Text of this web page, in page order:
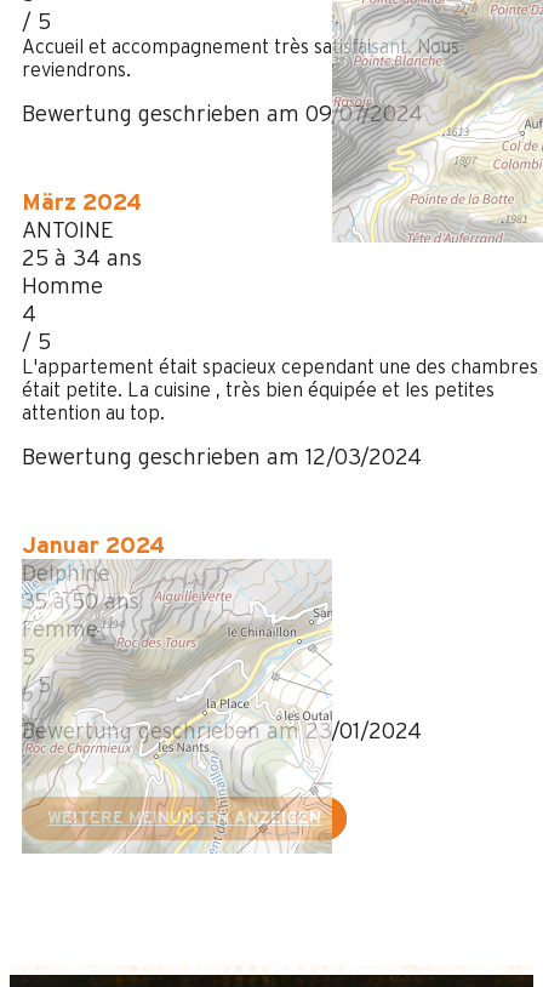
/ 5
Accueil et accompagnement très satisfaisant. Nous
reviendrons.
Bewertung geschrieben am 09/07/2024
März 2024
ANTOINE
25 à 34 ans
Homme
4
/ 5
L'appartement était spacieux cependant une des chambres
était petite. La cuisine , très bien équipée et les petites
attention au top.
Bewertung geschrieben am 12/03/2024
Januar 2024
Delphine
35 à 50 ans
Femme
5
/ 5
Bewertung geschrieben am 23/01/2024
WEITERE MEINUNGEN ANZEIGEN